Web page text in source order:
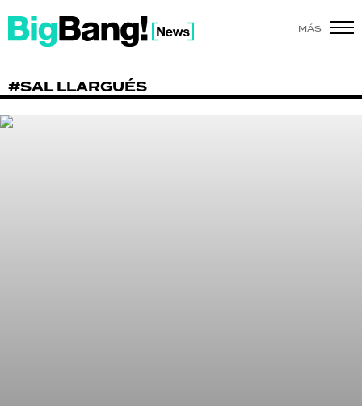
MÁS
#SAL LLARGUÉS
SHOW
POLÍTICA